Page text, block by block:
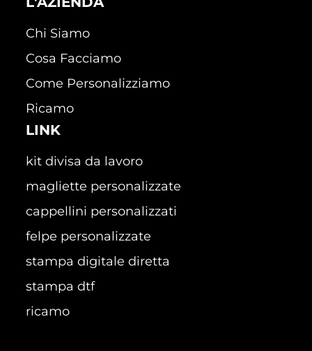
Chi Siamo
Cosa Facciamo
Come Personalizziamo
Ricamo
LINK
kit divisa da lavoro
magliette personalizzate
cappellini personalizzati
felpe personalizzate
stampa digitale diretta
stampa dtf
ricamo